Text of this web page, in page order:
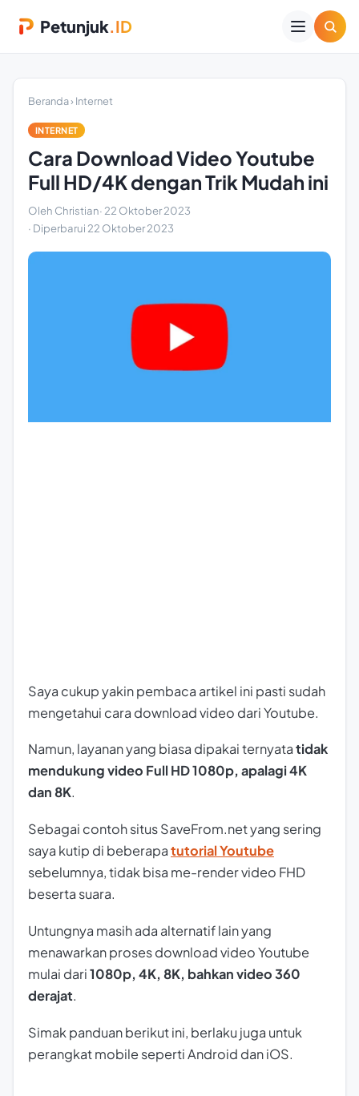
Petunjuk.ID
Beranda›Internet
INTERNET
Cara Download Video Youtube
Full HD/4K dengan Trik Mudah ini
Oleh Christian· 22 Oktober 2023
· Diperbarui 22 Oktober 2023
Saya cukup yakin pembaca artikel ini pasti sudah
mengetahui cara download video dari Youtube.
Namun, layanan yang biasa dipakai ternyatatidak
mendukung video Full HD 1080p, apalagi 4K
dan 8K.
Sebagai contoh situs SaveFrom.net yang sering
saya kutip di beberapatutorial Youtube
sebelumnya, tidak bisa me-render video FHD
beserta suara.
Untungnya masih ada alternatif lain yang
menawarkan proses download video Youtube
mulai dari1080p, 4K, 8K, bahkan video 360
derajat.
Simak panduan berikut ini, berlaku juga untuk
perangkat mobile seperti Android dan iOS.